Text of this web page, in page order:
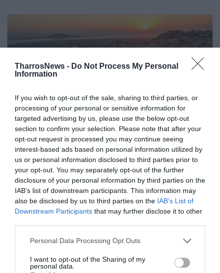
TharrosNews - Do Not Process My Personal
Information
If you wish to opt-out of the sale, sharing to third parties, or
processing of your personal or sensitive information for
targeted advertising by us, please use the below opt-out
section to confirm your selection. Please note that after your
opt-out request is processed you may continue seeing
interest-based ads based on personal information utilized by
us or personal information disclosed to third parties prior to
your opt-out. You may separately opt-out of the further
disclosure of your personal information by third parties on the
IAB’s list of downstream participants. This information may
also be disclosed by us to third parties on the IAB’s List of
Downstream Participants that may further disclose it to other
Personal Data Processing Opt Outs
I want to opt-out of the Sharing of my
personal data.
Εορτασμός των Τριών Ιεραρχών
στους Γαργαλιάνους
28/01/2025 11:31
Αύριο Τετάρτη, 29 Ιανουαρίου, στις 6.00 το
απόγευμα, στον Καθεδρικό Ιερό Ναό Γενεσίου της
Θεοτόκου στην κεντρική πλατεία...